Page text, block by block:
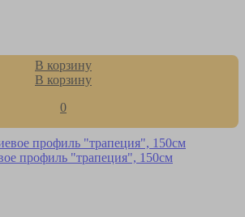
В корзину
В корзину
0
профиль "трапеция", 150см